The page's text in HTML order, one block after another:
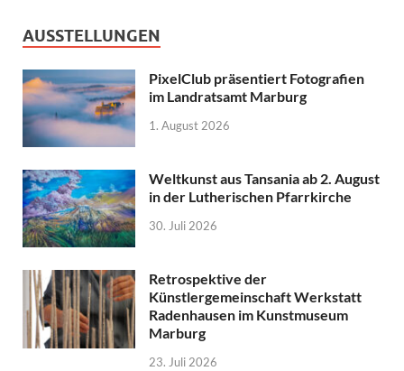
AUSSTELLUNGEN
PixelClub präsentiert Fotografien
im Landratsamt Marburg
1. August 2026
Weltkunst aus Tansania ab 2. August
in der Lutherischen Pfarrkirche
30. Juli 2026
Retrospektive der
Künstlergemeinschaft Werkstatt
Radenhausen im Kunstmuseum
Marburg
23. Juli 2026